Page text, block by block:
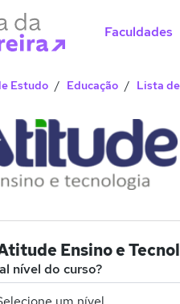
Faculdades
Estudo Educação Lista
Ensino e
nível do curso?